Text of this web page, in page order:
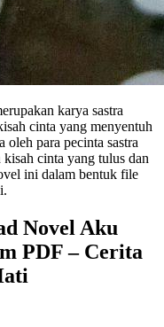
karya sastra
cinta yang menyentuh
para pecinta sastra
cinta yang tulus dan
ini dalam bentuk file
Novel Aku
PDF – Cerita